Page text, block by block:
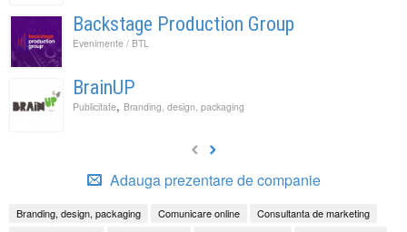
Backstage Production Group
Evenimente / BTL
BrainUP
Publicitate, Branding, design, packaging
Adauga prezentare de companie
Branding, design, packaging Comunicare online
Consultanta de marketing